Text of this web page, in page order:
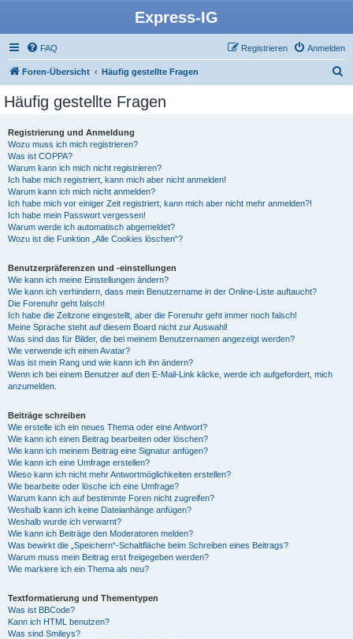
Express-IG
FAQ Anmelden
Registrieren
Foren-Übersicht Häufig gestellte Fragen
Häufig gestellte Fragen
Registrierung und Anmeldung
Wozu muss ich mich registrieren?
Was ist COPPA?
Warum kann ich mich nicht registrieren?
Ich habe mich registriert, kann mich aber nicht anmelden!
Warum kann ich mich nicht anmelden?
Ich habe mich vor einiger Zeit registriert, kann mich aber nicht mehr anmelden?!
Ich habe mein Passwort vergessen!
Warum werde ich automatisch abgemeldet?
Wozu ist die Funktion „Alle Cookies löschen“?
Benutzerpräferenzen und -einstellungen
Wie kann ich meine Einstellungen ändern?
Wie kann ich verhindern, dass mein Benutzername in der Online-Liste auftaucht?
Die Forenuhr geht falsch!
Ich habe die Zeitzone eingestellt, aber die Forenuhr geht immer noch falsch!
Meine Sprache steht auf diesem Board nicht zur Auswahl!
Was sind das für Bilder, die bei meinem Benutzernamen angezeigt werden?
Wie verwende ich einen Avatar?
Was ist mein Rang und wie kann ich ihn ändern?
Wenn ich bei einem Benutzer auf den E-Mail-Link klicke, werde ich aufgefordert, mich
anzumelden.
Beiträge schreiben
Wie erstelle ich ein neues Thema oder eine Antwort?
Wie kann ich einen Beitrag bearbeiten oder löschen?
Wie kann ich meinem Beitrag eine Signatur anfügen?
Wie kann ich eine Umfrage erstellen?
Wieso kann ich nicht mehr Antwortmöglichkeiten erstellen?
Wie bearbeite oder lösche ich eine Umfrage?
Warum kann ich auf bestimmte Foren nicht zugreifen?
Weshalb kann ich keine Dateianhänge anfügen?
Weshalb wurde ich verwarnt?
Wie kann ich Beiträge den Moderatoren melden?
Was bewirkt die „Speichern“-Schaltfläche beim Schreiben eines Beitrags?
Warum muss mein Beitrag erst freigegeben werden?
Wie markiere ich ein Thema als neu?
Textformatierung und Thementypen
Was ist BBCode?
Kann ich HTML benutzen?
Was sind Smileys?